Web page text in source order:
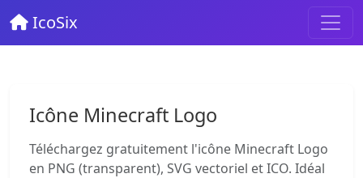
IcoSix
Icône Minecraft Logo
Téléchargez gratuitement l'icône Minecraft Logo
en PNG (transparent), SVG vectoriel et ICO. Idéal